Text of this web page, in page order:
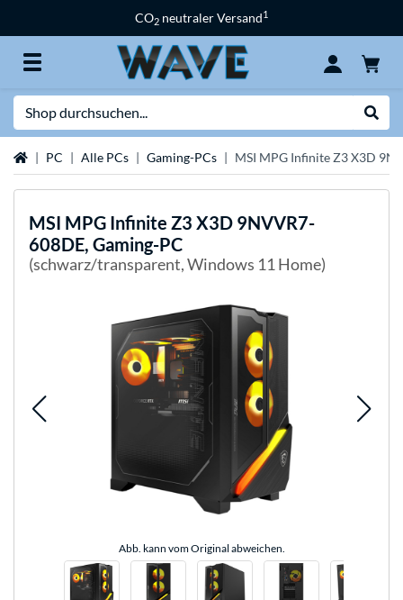
CO2 neutraler Versand1
Startseite
PC Alle PCs Gaming-PCs MSI MPG Infinite Z3 X3D
MSI MPG Infinite Z3 X3D 9NVVR7-
608DE, Gaming-PC
(schwarz/transparent, Windows 11 Home)
Abb. kann vom Original abweichen.